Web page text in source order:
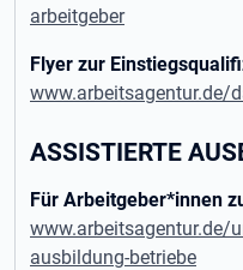
arbeitgeber
Flyer zur
www.arbeitsagentur.de/
ASSISTIERTE
Für Arbeitgeber*innen
www.arbeitsagentur.de/
ausbildung-betriebe